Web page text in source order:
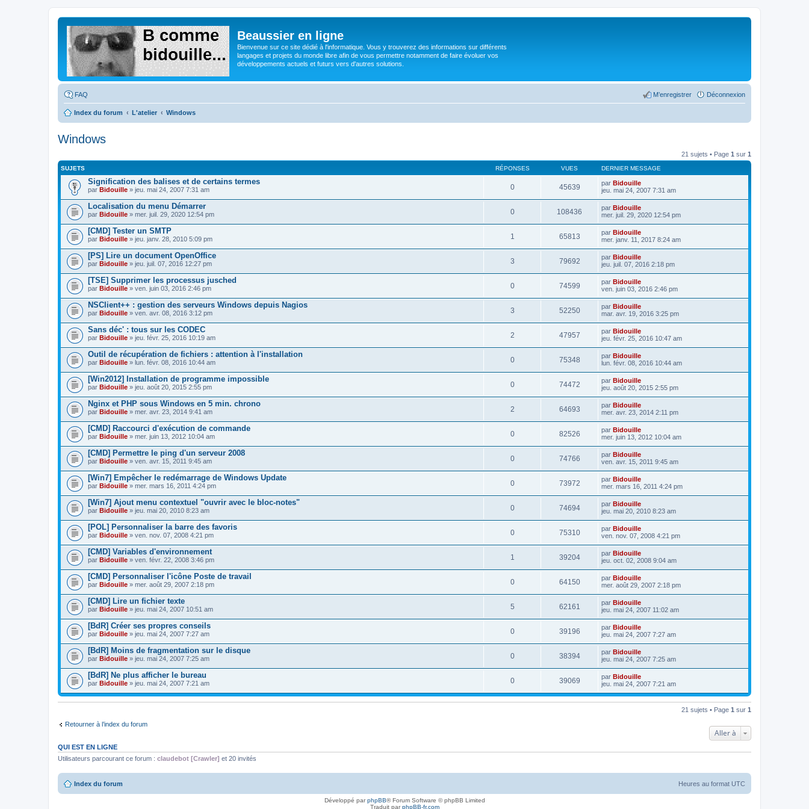
Beaussier en ligne
Bienvenue sur ce site dédié à l'informatique. Vous y trouverez des informations sur différents
langages et projets du monde libre afin de vous permettre notamment de faire évoluer vos
développements actuels et futurs vers d'autres solutions.
FAQ Déconnexion
M’enregistrer
Index du forum L'atelier Windows
Windows
21 sujets • Page 1 sur 1
SUJETS RÉPONSES VUES DERNIER MESSAGE
Signification des balises et de certains termes
par Bidouille » jeu. mai 24, 2007 7:31 am 0 45639 par Bidouille
jeu. mai 24, 2007 7:31 am
Localisation du menu Démarrer
par Bidouille » mer. juil. 29, 2020 12:54 pm 0 108436 par Bidouille
mer. juil. 29, 2020 12:54 pm
[CMD] Tester un SMTP
par Bidouille » jeu. janv. 28, 2010 5:09 pm 1 65813 par Bidouille
mer. janv. 11, 2017 8:24 am
[PS] Lire un document OpenOffice
par Bidouille » jeu. juil. 07, 2016 12:27 pm 3 79692 par Bidouille
jeu. juil. 07, 2016 2:18 pm
[TSE] Supprimer les processus jusched
par Bidouille » ven. juin 03, 2016 2:46 pm 0 74599 par Bidouille
ven. juin 03, 2016 2:46 pm
NSClient++ : gestion des serveurs Windows depuis Nagios
par Bidouille » ven. avr. 08, 2016 3:12 pm 3 52250 par Bidouille
mar. avr. 19, 2016 3:25 pm
Sans déc' : tous sur les CODEC
par Bidouille » jeu. févr. 25, 2016 10:19 am 2 47957 par Bidouille
jeu. févr. 25, 2016 10:47 am
Outil de récupération de fichiers : attention à l'installation
par Bidouille » lun. févr. 08, 2016 10:44 am 0 75348 par Bidouille
lun. févr. 08, 2016 10:44 am
[Win2012] Installation de programme impossible
par Bidouille » jeu. août 20, 2015 2:55 pm 0 74472 par Bidouille
jeu. août 20, 2015 2:55 pm
Nginx et PHP sous Windows en 5 min. chrono
par Bidouille » mer. avr. 23, 2014 9:41 am 2 64693 par Bidouille
mer. avr. 23, 2014 2:11 pm
[CMD] Raccourci d'exécution de commande
par Bidouille » mer. juin 13, 2012 10:04 am 0 82526 par Bidouille
mer. juin 13, 2012 10:04 am
[CMD] Permettre le ping d'un serveur 2008
par Bidouille » ven. avr. 15, 2011 9:45 am 0 74766 par Bidouille
ven. avr. 15, 2011 9:45 am
[Win7] Empêcher le redémarrage de Windows Update
par Bidouille » mer. mars 16, 2011 4:24 pm 0 73972 par Bidouille
mer. mars 16, 2011 4:24 pm
[Win7] Ajout menu contextuel "ouvrir avec le bloc-notes"
par Bidouille » jeu. mai 20, 2010 8:23 am 0 74694 par Bidouille
jeu. mai 20, 2010 8:23 am
[POL] Personnaliser la barre des favoris
par Bidouille » ven. nov. 07, 2008 4:21 pm 0 75310 par Bidouille
ven. nov. 07, 2008 4:21 pm
[CMD] Variables d'environnement
par Bidouille » ven. févr. 22, 2008 3:46 pm 1 39204 par Bidouille
jeu. oct. 02, 2008 9:04 am
[CMD] Personnaliser l'icône Poste de travail
par Bidouille » mer. août 29, 2007 2:18 pm 0 64150 par Bidouille
mer. août 29, 2007 2:18 pm
[CMD] Lire un fichier texte
par Bidouille » jeu. mai 24, 2007 10:51 am 5 62161 par Bidouille
jeu. mai 24, 2007 11:02 am
[BdR] Créer ses propres conseils
par Bidouille » jeu. mai 24, 2007 7:27 am 0 39196 par Bidouille
jeu. mai 24, 2007 7:27 am
[BdR] Moins de fragmentation sur le disque
par Bidouille » jeu. mai 24, 2007 7:25 am 0 38394 par Bidouille
jeu. mai 24, 2007 7:25 am
[BdR] Ne plus afficher le bureau
par Bidouille » jeu. mai 24, 2007 7:21 am 0 39069 par Bidouille
jeu. mai 24, 2007 7:21 am
21 sujets • Page 1 sur 1
Retourner à l’index du forum
Aller à
QUI EST EN LIGNE
Utilisateurs parcourant ce forum : claudebot [Crawler] et 20 invités
Index du forum Heures au format UTC
Développé parphpBB® Forum Software © phpBB Limited
Traduit parphpBB-fr.com